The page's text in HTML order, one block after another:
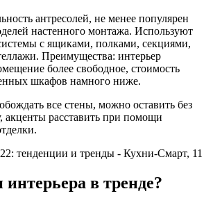
антресолей, не менее популярен
настенного монтажа. Используют
с ящиками, полками, секциями,
Преимущества: интерьер
более свободное, стоимость
шкафов намного ниже.
все стены, можно оставить без
акценты расставить при помощи
в тренде?